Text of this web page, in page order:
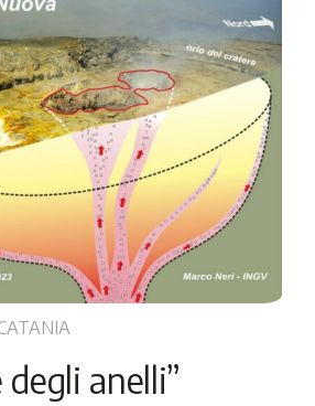
degli anelli”